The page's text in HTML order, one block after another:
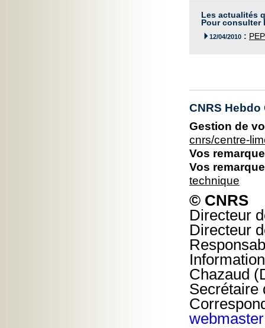
Les actualités
Pour
12/04/2010 :
CNRS
Gestion de
cnrs/centre-
Vos
Vos
technique
© CNRS
Directeur
Directeur
Chazaud
Secrétaire